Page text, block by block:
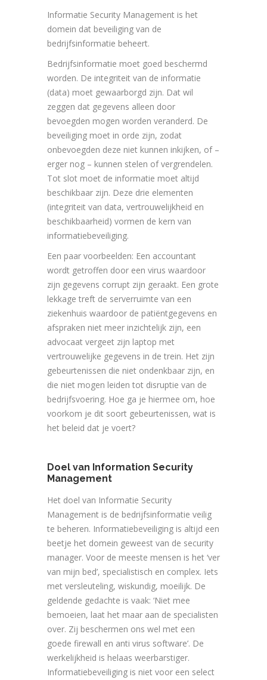
Informatie Security Management is het
domein dat beveiliging van de
bedrijfsinformatie beheert.
Bedrijfsinformatie moet goed beschermd
worden. De integriteit van de informatie
(data) moet gewaarborgd zijn. Dat wil
zeggen dat gegevens alleen door
bevoegden mogen worden veranderd. De
beveiliging moet in orde zijn, zodat
onbevoegden deze niet kunnen inkijken, of –
erger nog – kunnen stelen of vergrendelen.
Tot slot moet de informatie moet altijd
beschikbaar zijn. Deze drie elementen
(integriteit van data, vertrouwelijkheid en
beschikbaarheid) vormen de kern van
informatiebeveiliging.
Een paar voorbeelden: Een accountant
wordt getroffen door een virus waardoor
zijn gegevens corrupt zijn geraakt. Een grote
lekkage treft de serverruimte van een
ziekenhuis waardoor de patiëntgegevens en
afspraken niet meer inzichtelijk zijn, een
advocaat vergeet zijn laptop met
vertrouwelijke gegevens in de trein. Het zijn
gebeurtenissen die niet ondenkbaar zijn, en
die niet mogen leiden tot disruptie van de
bedrijfsvoering. Hoe ga je hiermee om, hoe
voorkom je dit soort gebeurtenissen, wat is
het beleid dat je voert?
Doel van Information Security
Management
Het doel van Informatie Security
Management is de bedrijfsinformatie veilig
te beheren. Informatiebeveiliging is altijd een
beetje het domein geweest van de security
manager. Voor de meeste mensen is het ‘ver
van mijn bed’, specialistisch en complex. Iets
met versleuteling, wiskundig, moeilijk. De
geldende gedachte is vaak: ‘Niet mee
bemoeien, laat het maar aan de specialisten
over. Zij beschermen ons wel met een
goede firewall en anti virus software’. De
werkelijkheid is helaas weerbarstiger.
Informatiebeveiliging is niet voor een select